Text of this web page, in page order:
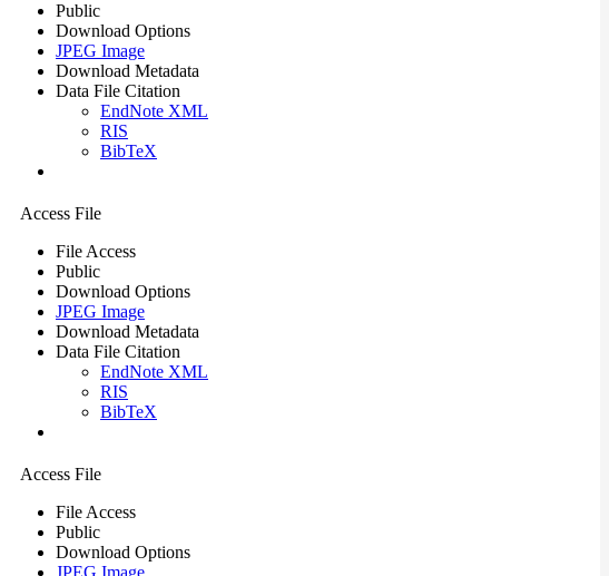
Public
Download Options
JPEG Image
Download Metadata
Data File Citation
EndNote XML
RIS
BibTeX
Access File
File Access
Public
Download Options
JPEG Image
Download Metadata
Data File Citation
EndNote XML
RIS
BibTeX
Access File
File Access
Public
Download Options
JPEG Image